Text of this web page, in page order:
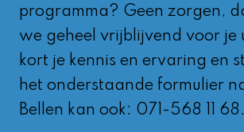
programma? Geen zorgen,
we geheel vrijblijvend voor je
kort je kennis en ervaring en
het onderstaande formulier
Bellen kan ook: 071-568 11 68.